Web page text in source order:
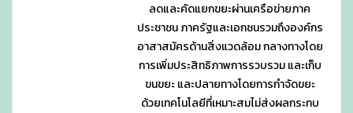
ลดและคัดแยกขยะผ่านเครือข่ายภาค
ประชาชน ภาครัฐและเอกชนรวมถึงองค์กร
อาสาสมัครด้านสิ่งแวดล้อม กลางทางโดย
การเพิ่มประสิทธิภาพการรวบรวม และเก็บ
ขนขยะ และปลายทางโดยการกำจัดขยะ
ด้วยเทคโนโลยีที่เหมาะสมไม่ส่งผลกระทบ